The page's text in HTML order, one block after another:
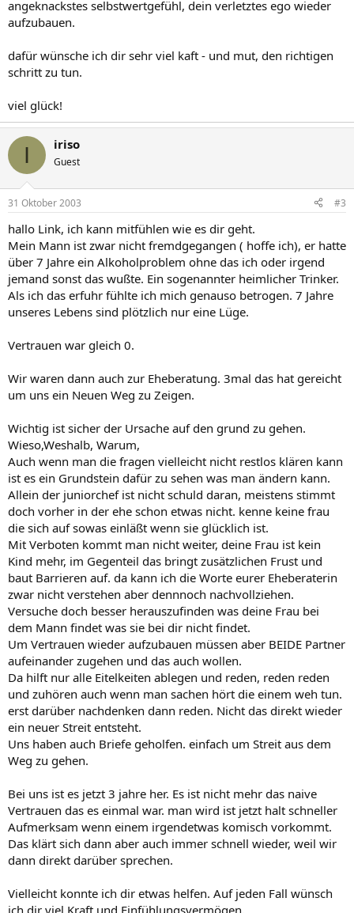
angeknackstes selbstwertgefühl, dein verletztes ego wieder
aufzubauen.
dafür wünsche ich dir sehr viel kaft - und mut, den richtigen
schritt zu tun.
viel glück!
I iriso
Guest
31 Oktober 2003 #3
hallo Link, ich kann mitfühlen wie es dir geht.
Mein Mann ist zwar nicht fremdgegangen ( hoffe ich), er hatte
über 7 Jahre ein Alkoholproblem ohne das ich oder irgend
jemand sonst das wußte. Ein sogenannter heimlicher Trinker.
Als ich das erfuhr fühlte ich mich genauso betrogen. 7 Jahre
unseres Lebens sind plötzlich nur eine Lüge.
Vertrauen war gleich 0.
Wir waren dann auch zur Eheberatung. 3mal das hat gereicht
um uns ein Neuen Weg zu Zeigen.
Wichtig ist sicher der Ursache auf den grund zu gehen.
Wieso,Weshalb, Warum,
Auch wenn man die fragen vielleicht nicht restlos klären kann
ist es ein Grundstein dafür zu sehen was man ändern kann.
Allein der juniorchef ist nicht schuld daran, meistens stimmt
doch vorher in der ehe schon etwas nicht. kenne keine frau
die sich auf sowas einläßt wenn sie glücklich ist.
Mit Verboten kommt man nicht weiter, deine Frau ist kein
Kind mehr, im Gegenteil das bringt zusätzlichen Frust und
baut Barrieren auf. da kann ich die Worte eurer Eheberaterin
zwar nicht verstehen aber dennnoch nachvollziehen.
Versuche doch besser herauszufinden was deine Frau bei
dem Mann findet was sie bei dir nicht findet.
Um Vertrauen wieder aufzubauen müssen aber BEIDE Partner
aufeinander zugehen und das auch wollen.
Da hilft nur alle Eitelkeiten ablegen und reden, reden reden
und zuhören auch wenn man sachen hört die einem weh tun.
erst darüber nachdenken dann reden. Nicht das direkt wieder
ein neuer Streit entsteht.
Uns haben auch Briefe geholfen. einfach um Streit aus dem
Weg zu gehen.
Bei uns ist es jetzt 3 jahre her. Es ist nicht mehr das naive
Vertrauen das es einmal war. man wird ist jetzt halt schneller
Aufmerksam wenn einem irgendetwas komisch vorkommt.
Das klärt sich dann aber auch immer schnell wieder, weil wir
dann direkt darüber sprechen.
Vielleicht konnte ich dir etwas helfen. Auf jeden Fall wünsch
ich dir viel Kraft und Einfühlungsvermögen.